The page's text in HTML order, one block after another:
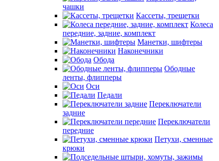
чашки
Кассеты, трещетки
Колеса
передние, задние, комплект
Манетки, шифтеры
Наконечники
Обода
Ободные
ленты, флипперы
Оси
Педали
Переключатели
задние
Переключатели
передние
Петухи, сменные
крюки